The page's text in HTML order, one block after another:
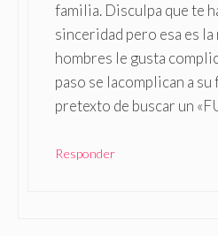
familia. Disculpa que te
sinceridad pero esa es
hombres le gusta
paso se lacomplican a
pretexto de buscar un
Responder